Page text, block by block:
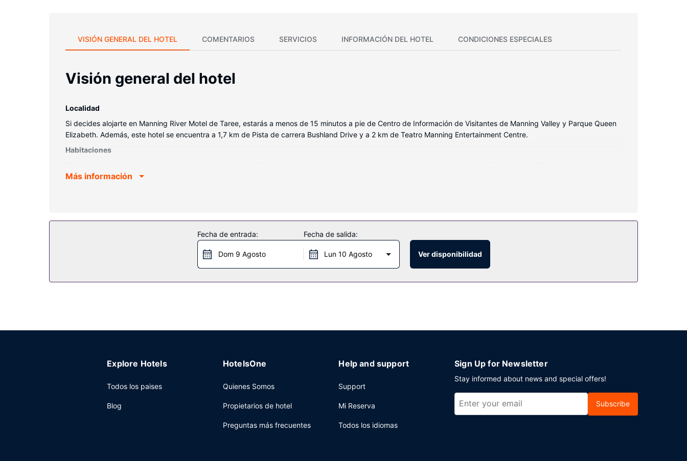
VISIÓN GENERAL DEL HOTEL COMENTARIOS SERVICIOS INFORMACIÓN DEL HOTEL CONDICIONES ESPECIALES
Visión general del hotel
Localidad
Si decides alojarte en Manning River Motel de Taree, estarás a menos de 15 minutos a pie de Centro de Información de Visitantes de Manning Valley y Parque Queen
Elizabeth. Además, este hotel se encuentra a 1,7 km de Pista de carrera Bushland Drive y a 2 km de Teatro Manning Entertainment Centre.
Habitaciones
provisto de ducha. Entre las comodidades, se incluyen escritorio, además de un servicio de limpieza disponible todos los días.
Restaurante
En este hotel tienes un restaurante y una cafetería a tu disposición para comer algo. Apaga la sed con tu bebida favorita en el bar o lounge.
Tendrás una lavandería y un cajero automático a tu disposición. Hay un aparcamiento sin asistencia gratuito disponible.
Más información
Fecha de entrada:
Dom 9 Agosto
Fecha de salida:
Lun 10 Agosto Ver disponibilidad
Explore Hotels
Todos los paises
Blog
HotelsOne
Quienes Somos
Propietarios de hotel
Preguntas más frecuentes
Help and support
Support
Mi Reserva
Todos los idiomas
Sign Up for Newsletter
Stay informed about news and special offers!
Subscribe